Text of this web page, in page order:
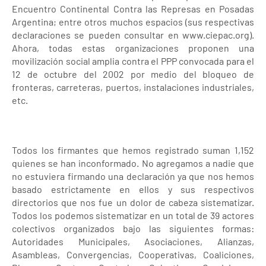
Encuentro Continental Contra las Represas en Posadas
Argentina; entre otros muchos espacios (sus respectivas
declaraciones se pueden consultar en www.ciepac.org).
Ahora, todas estas organizaciones proponen una
movilización social amplia contra el PPP convocada para el
12 de octubre del 2002 por medio del bloqueo de
fronteras, carreteras, puertos, instalaciones industriales,
etc.
Todos los firmantes que hemos registrado suman 1,152
quienes se han inconformado. No agregamos a nadie que
no estuviera firmando una declaración ya que nos hemos
basado estrictamente en ellos y sus respectivos
directorios que nos fue un dolor de cabeza sistematizar.
Todos los podemos sistematizar en un total de 39 actores
colectivos organizados bajo las siguientes formas:
Autoridades Municipales, Asociaciones, Alianzas,
Asambleas, Convergencias, Cooperativas, Coaliciones,